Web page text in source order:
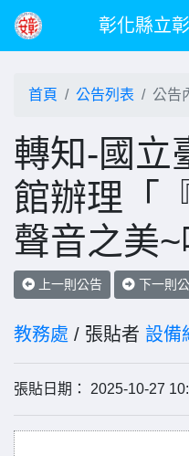
彰化縣立
首頁 公告列表 公告
轉知-國立
館辦理「
聲音之美
上一則公告 下一則
教務處 / 張貼者 設備
張貼日期： 2025-10-27